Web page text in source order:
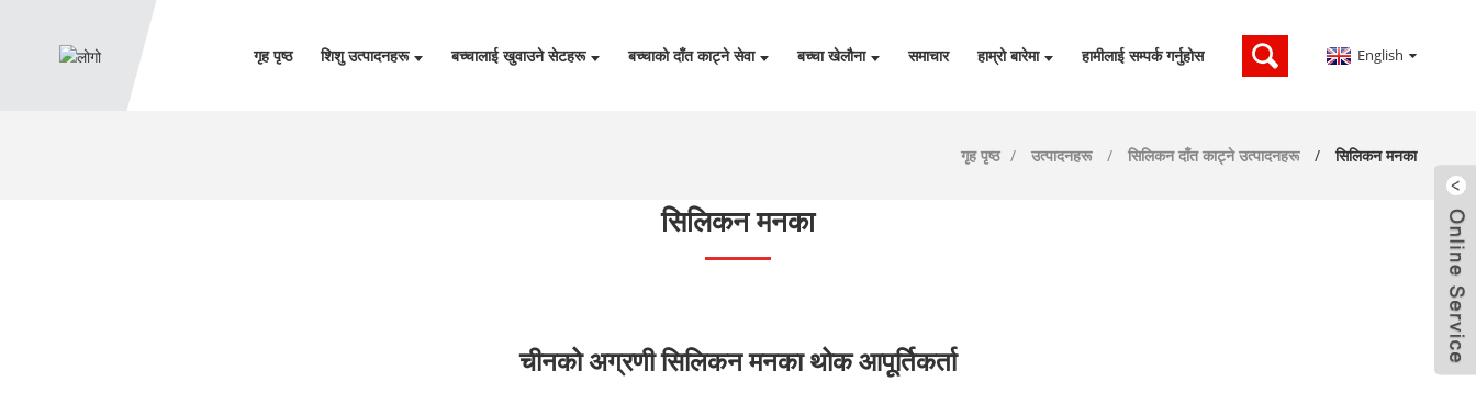
गृह पृष्ठ शिशु उत्पादनहरू बच्चालाई खुवाउने सेटहरू बच्चाको दाँत काट्ने सेवा बच्चा खेलौना समाचार हाम्रो बारेमा हामीलाई सम्पर्क गर्नुहोस English
गृह पृष्ठ उत्पादनहरू सिलिकन दाँत काट्ने उत्पादनहरू सिलिकन मनका
सिलिकन मनका
चीनको अग्रणी सिलिकन मनका थोक आपूर्तिकर्ता